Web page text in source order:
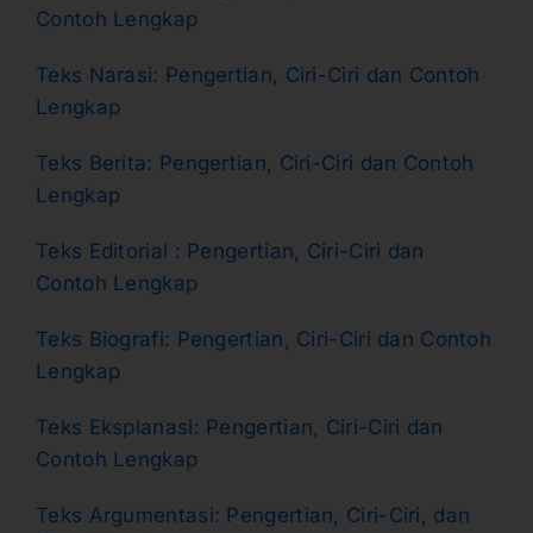
Contoh Lengkap
Teks Narasi: Pengertian, Ciri-Ciri dan Contoh
Lengkap
Teks Berita: Pengertian, Ciri-Ciri dan Contoh
Lengkap
Teks Editorial : Pengertian, Ciri-Ciri dan
Contoh Lengkap
Teks Biografi: Pengertian, Ciri-Ciri dan Contoh
Lengkap
Teks Eksplanasi: Pengertian, Ciri-Ciri dan
Contoh Lengkap
Teks Argumentasi: Pengertian, Ciri-Ciri, dan